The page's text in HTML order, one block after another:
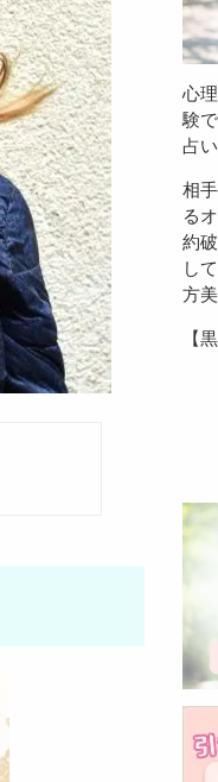
心
験
占
相
る
約
し
方
【